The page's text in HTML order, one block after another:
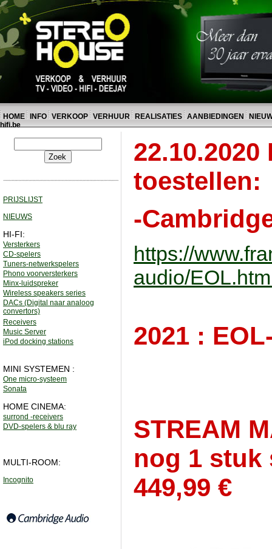
HOME INFO VERKOOP VERHUUR REALISATIES AANBIEDINGEN
hifi.be
PRIJSLIJST
NIEUWS
HI-FI:
Versterkers
CD-spelers
Tuners-netwerkspelers
Phono voorversterkers
Minx-luidspreker
Wireless speakers series
DACs (Digital naar analoog
convertors)
Receivers
Music Server
iPod docking stations
MINI SYSTEMEN :
One micro-systeem
Sonata
HOME CINEMA:
surrond -receivers
DVD-spelers & blu ray
MULTI-ROOM:
Incognito
toestellen:
-
https://
audio/
2021 :
STREAM
nog 1 stuk
449,99 €